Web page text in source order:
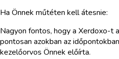
Ha Önnek műtéten kell átesnie:
Nagyon fontos, hogy a Xerdoxo-t
pontosan azokban az
kezelőorvos Önnek előírta.